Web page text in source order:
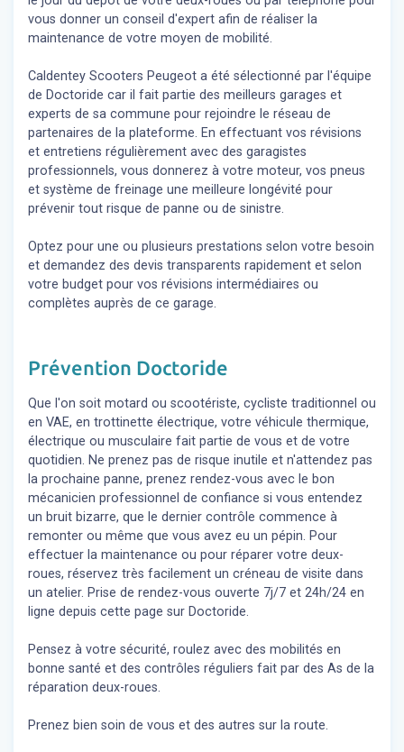
vous donner un conseil d'expert afin de réaliser la
maintenance de votre moyen de mobilité.
Caldentey Scooters Peugeot a été sélectionné par l'équipe
de Doctoride car il fait partie des meilleurs garages et
experts de sa commune pour rejoindre le réseau de
partenaires de la plateforme. En effectuant vos révisions
et entretiens régulièrement avec des garagistes
professionnels, vous donnerez à votre moteur, vos pneus
et système de freinage une meilleure longévité pour
prévenir tout risque de panne ou de sinistre.
Optez pour une ou plusieurs prestations selon votre besoin
et demandez des devis transparents rapidement et selon
votre budget pour vos révisions intermédiaires ou
complètes auprès de ce garage.
Prévention Doctoride
Que l'on soit motard ou scootériste, cycliste traditionnel ou
en VAE, en trottinette électrique, votre véhicule thermique,
électrique ou musculaire fait partie de vous et de votre
quotidien. Ne prenez pas de risque inutile et n'attendez pas
la prochaine panne, prenez rendez-vous avec le bon
mécanicien professionnel de confiance si vous entendez
un bruit bizarre, que le dernier contrôle commence à
remonter ou même que vous avez eu un pépin. Pour
effectuer la maintenance ou pour réparer votre deux-
roues, réservez très facilement un créneau de visite dans
un atelier. Prise de rendez-vous ouverte 7j/7 et 24h/24 en
ligne depuis cette page sur Doctoride.
Pensez à votre sécurité, roulez avec des mobilités en
bonne santé et des contrôles réguliers fait par des As de la
réparation deux-roues.
Prenez bien soin de vous et des autres sur la route.